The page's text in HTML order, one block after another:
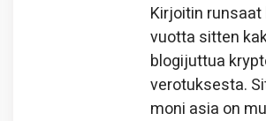
Kirjoitin runsaat
vuotta sitten
blogijuttua
verotuksesta.
moni asia on